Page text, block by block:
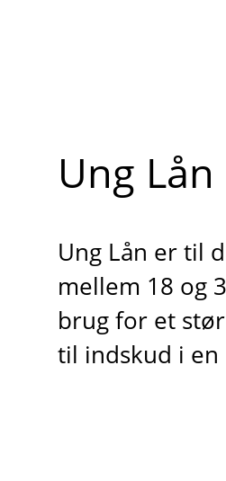
Ung Lån
Ung Lån er til
mellem 18 og
brug for et
til indskud i en